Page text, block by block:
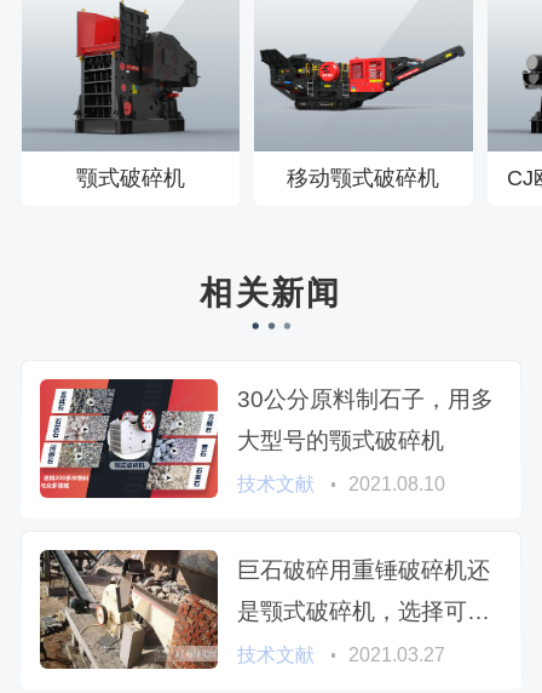
颚式破碎机 移动颚式破碎机 CJ
相关新闻
30公分原料制石子，用多
大型号的颚式破碎机
技术文献 2021.08.10
巨石破碎用重锤破碎机还
是颚式破碎机，选择可不
简单
技术文献 2021.03.27